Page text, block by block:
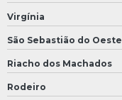
Virgínia
São Sebastião do Oeste
Riacho dos Machados
Rodeiro